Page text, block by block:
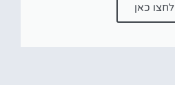
לחצו כאן